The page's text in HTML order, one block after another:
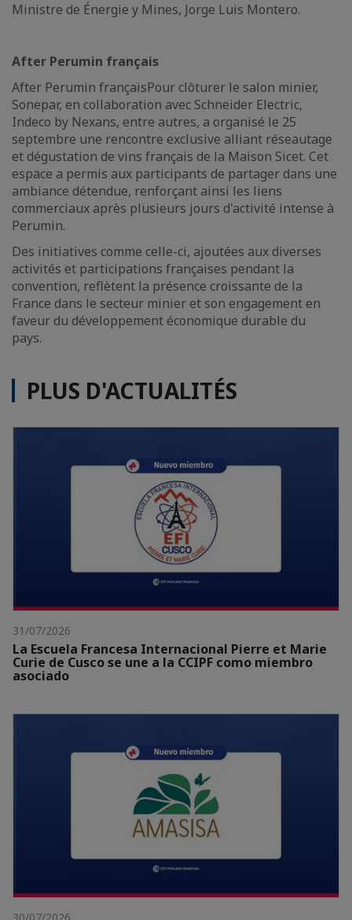
Ministre de Énergie y Mines, Jorge Luis Montero.
After Perumin français
After Perumin françaisPour clôturer le salon minier,
Sonepar, en collaboration avec Schneider Electric,
Indeco by Nexans, entre autres, a organisé le 25
septembre une rencontre exclusive alliant réseautage
et dégustation de vins français de la Maison Sicet. Cet
espace a permis aux participants de partager dans une
ambiance détendue, renforçant ainsi les liens
commerciaux après plusieurs jours d'activité intense à
Perumin.
Des initiatives comme celle-ci, ajoutées aux diverses
activités et participations françaises pendant la
convention, reflètent la présence croissante de la
France dans le secteur minier et son engagement en
faveur du développement économique durable du
pays.
PLUS D'ACTUALITÉS
31/07/2026
La Escuela Francesa Internacional Pierre et Marie
Curie de Cusco se une a la CCIPF como miembro
asociado